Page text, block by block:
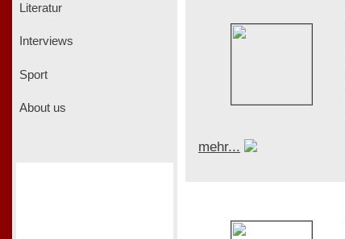
Literatur
Interviews
Sport
About us
mehr...